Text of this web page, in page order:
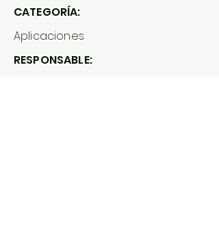
CATEGORÍA:
Aplicaciones
RESPONSABLE: